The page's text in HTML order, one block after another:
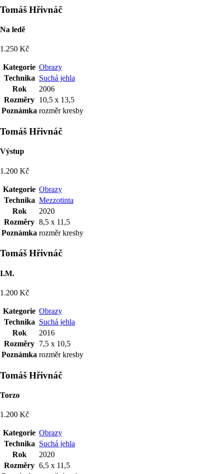
Tomáš Hřivnáč
Na ledě
1.250 Kč
Kategorie Obrazy
Technika Suchá jehla
Rok
2006
Rozměry 10,5 x 13,5
Poznámka rozměr kresby
Tomáš Hřivnáč
Výstup
1.200 Kč
Kategorie Obrazy
Technika Mezzotinta
Rok
2020
Rozměry 8,5 x 11,5
Poznámka rozměr kresby
Tomáš Hřivnáč
I.M.
1.200 Kč
Kategorie Obrazy
Technika Suchá jehla
Rok
2016
Rozměry 7,5 x 10,5
Poznámka rozměr kresby
Tomáš Hřivnáč
Torzo
1.200 Kč
Kategorie Obrazy
Technika Suchá jehla
Rok
2020
Rozměry 6,5 x 11,5